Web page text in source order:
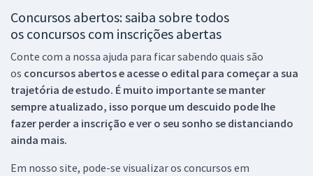
Concursos abertos: saiba sobre todos
os concursos com inscrições abertas
Conte com a nossa ajuda para ficar sabendo quais são
os concursos abertos e acesse o edital para começar a sua
trajetória de estudo. É muito importante se manter
sempre atualizado, isso porque um descuido pode lhe
fazer perder a inscrição e ver o seu sonho se distanciando
ainda mais.
Em nosso site, pode-se visualizar os concursos em